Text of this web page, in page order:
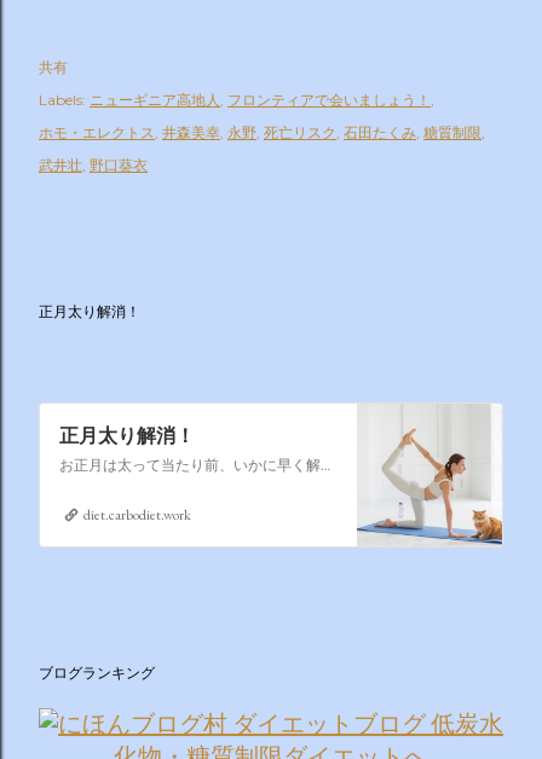
共有
Labels: ニューギニア高地人 フロンティアで会いましょう！
ホモ・エレクトス 井森美幸 永野 死亡リスク 石田たくみ 糖質制限
武井壮 野口葵衣
正月太り解消！
正月太り解消！
お正月は太って当たり前、いかに早く解消するかそれが課題なのです
diet.carbodiet.work
ブログランキング